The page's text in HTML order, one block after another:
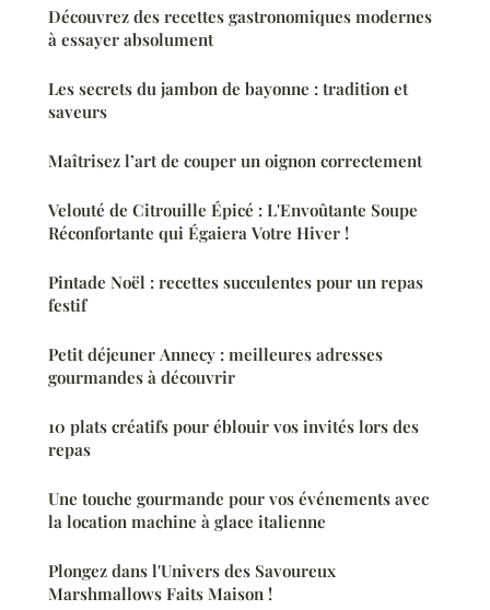
Découvrez des recettes gastronomiques modernes
à essayer absolument
Les secrets du jambon de bayonne : tradition et
saveurs
Maîtrisez l’art de couper un oignon correctement
Velouté de Citrouille Épicé : L'Envoûtante Soupe
Réconfortante qui Égaiera Votre Hiver !
Pintade Noël : recettes succulentes pour un repas
festif
Petit déjeuner Annecy : meilleures adresses
gourmandes à découvrir
10 plats créatifs pour éblouir vos invités lors des
repas
Une touche gourmande pour vos événements avec
la location machine à glace italienne
Plongez dans l'Univers des Savoureux
Marshmallows Faits Maison !